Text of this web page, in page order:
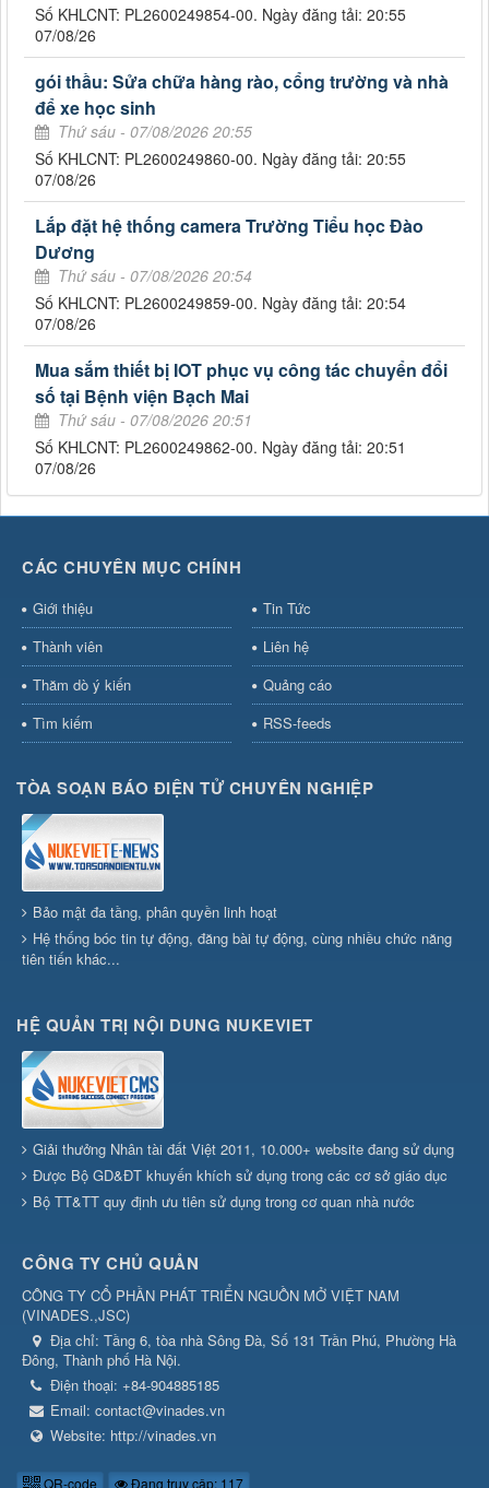
Số KHLCNT: PL2600249854-00. Ngày đăng tải: 20:55
07/08/26
gói thầu: Sửa chữa hàng rào, cổng trường và nhà
để xe học sinh
Thứ sáu - 07/08/2026 20:55
Số KHLCNT: PL2600249860-00. Ngày đăng tải: 20:55
07/08/26
Lắp đặt hệ thống camera Trường Tiểu học Đào
Dương
Thứ sáu - 07/08/2026 20:54
Số KHLCNT: PL2600249859-00. Ngày đăng tải: 20:54
07/08/26
Mua sắm thiết bị IOT phục vụ công tác chuyển đổi
số tại Bệnh viện Bạch Mai
Thứ sáu - 07/08/2026 20:51
Số KHLCNT: PL2600249862-00. Ngày đăng tải: 20:51
07/08/26
CÁC CHUYÊN MỤC CHÍNH
Giới thiệu
Tin Tức
Thành viên
Liên hệ
Thăm dò ý kiến
Quảng cáo
Tìm kiếm
RSS-feeds
TÒA SOẠN BÁO ĐIỆN TỬ CHUYÊN NGHIỆP
Bảo mật đa tầng, phân quyền linh hoạt
Hệ thống bóc tin tự động, đăng bài tự động, cùng nhiều chức năng
tiên tiến khác...
HỆ QUẢN TRỊ NỘI DUNG NUKEVIET
Giải thưởng Nhân tài đất Việt 2011, 10.000+ website đang sử dụng
Được Bộ GD&ĐT khuyến khích sử dụng trong các cơ sở giáo dục
Bộ TT&TT quy định ưu tiên sử dụng trong cơ quan nhà nước
CÔNG TY CHỦ QUẢN
CÔNG TY CỔ PHẦN PHÁT TRIỂN NGUỒN MỞ VIỆT NAM
(VINADES.,JSC)
Địa chỉ: Tầng 6, tòa nhà Sông Đà, Số 131 Trần Phú, Phường Hà
Đông, Thành phố Hà Nội.
Điện thoại: +84-904885185
Email: contact@vinades.vn
Website: http://vinades.vn
QR-code Đang truy cập: 117